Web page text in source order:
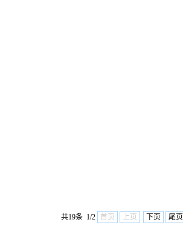
共19条 1/2 首页 上页 下页 尾页